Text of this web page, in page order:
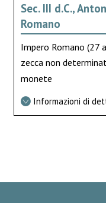
Sec. III d.C.,
Romano
Impero Romano (27
zecca non
monete
Informazioni di